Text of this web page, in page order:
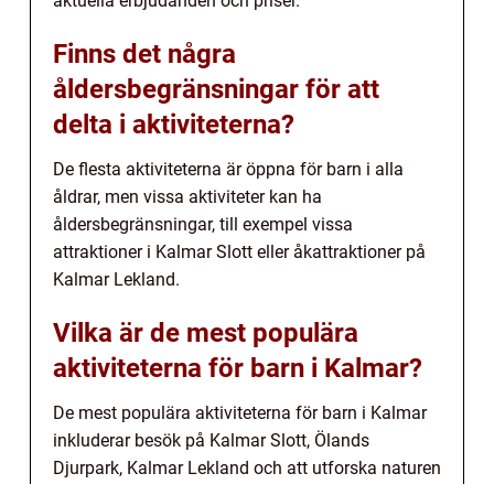
Finns det några
åldersbegränsningar för att
delta i aktiviteterna?
De flesta aktiviteterna är öppna för barn i alla
åldrar, men vissa aktiviteter kan ha
åldersbegränsningar, till exempel vissa
attraktioner i Kalmar Slott eller åkattraktioner på
Kalmar Lekland.
Vilka är de mest populära
aktiviteterna för barn i Kalmar?
De mest populära aktiviteterna för barn i Kalmar
inkluderar besök på Kalmar Slott, Ölands
Djurpark, Kalmar Lekland och att utforska naturen